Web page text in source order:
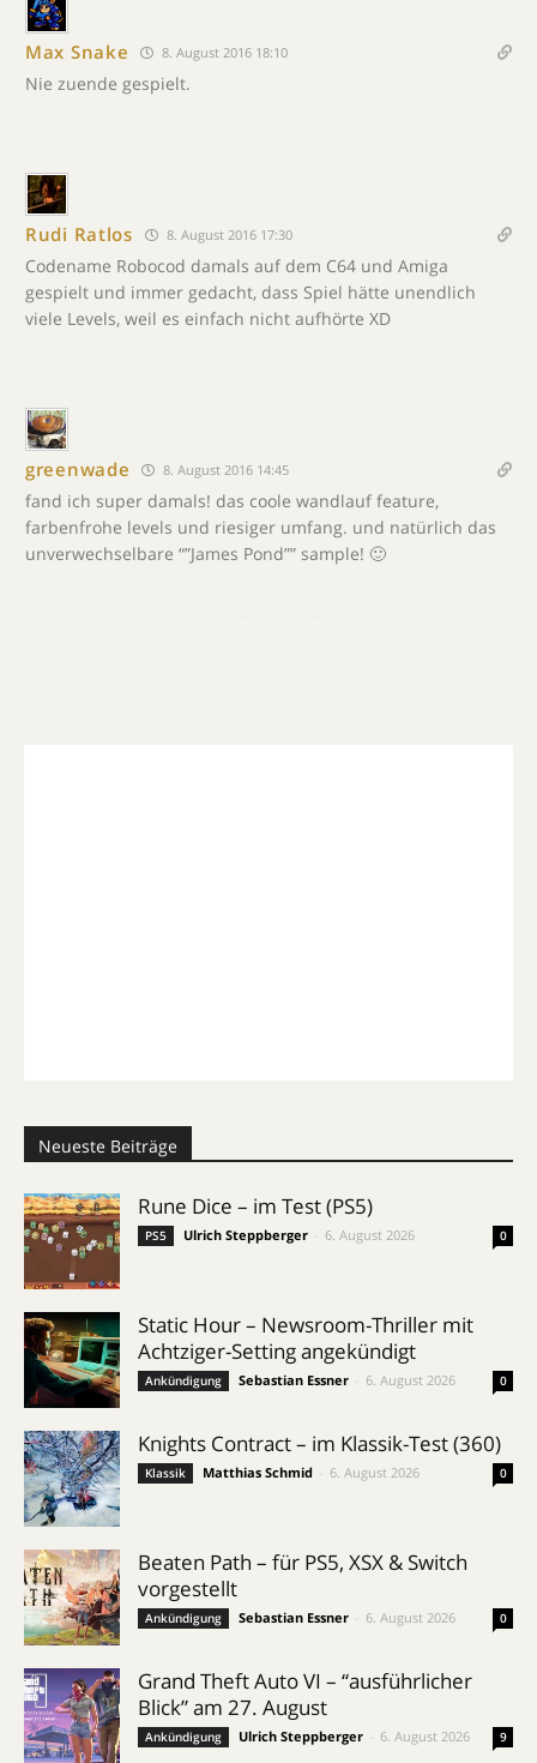
Max Snake 8. August 2016 18:10
Nie zuende gespielt.
Rudi Ratlos 8. August 2016 17:30
Codename Robocod damals auf dem C64 und Amiga
gespielt und immer gedacht, dass Spiel hätte unendlich
viele Levels, weil es einfach nicht aufhörte XD
greenwade 8. August 2016 14:45
fand ich super damals! das coole wandlauf feature,
farbenfrohe levels und riesiger umfang. und natürlich das
unverwechselbare “”James Pond”” sample! 🙂
Neueste Beiträge
Rune Dice – im Test (PS5)
PS5 Ulrich Steppberger 6. August 2026 0
Static Hour – Newsroom-Thriller mit
Achtziger-Setting angekündigt
Ankündigung Sebastian Essner 6. August 2026 0
Knights Contract – im Klassik-Test (360)
Klassik Matthias Schmid 6. August 2026 0
Beaten Path – für PS5, XSX & Switch
vorgestellt
Ankündigung Sebastian Essner 6. August 2026 0
Grand Theft Auto VI – “ausführlicher
Blick” am 27. August
Ankündigung Ulrich Steppberger 6. August 2026 9